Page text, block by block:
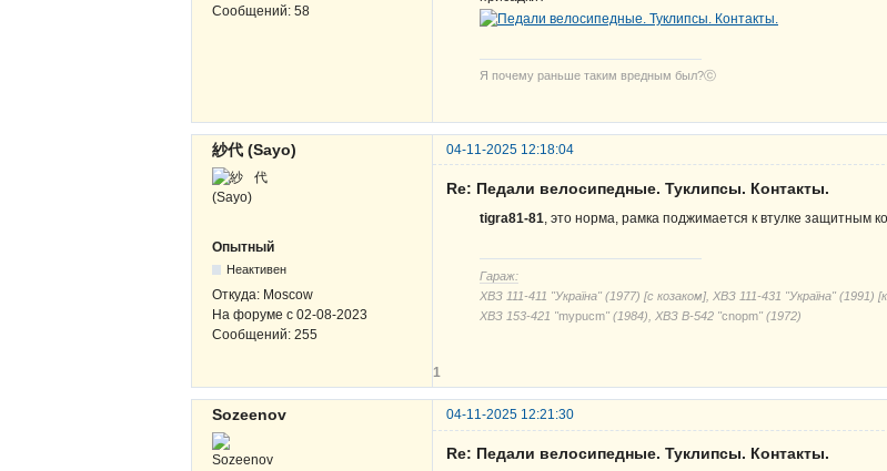
Сообщений: 58
Я почему раньше таким вредным был?ⓒ
紗代 (Sayo) 04-11-2025 12:18:04
Опытный
Неактивен
Откуда: Moscow
На форуме с 02-08-2023
Сообщений: 255
Re: Педали велосипедные. Туклипсы. Контакты.
tigra81-81, это норма, рамка поджимается к втулке защитным
Гараж:
ХВЗ 111-411 "Україна" (1977) [с козаком], ХВЗ 111-431 "Україна" (1991)
ХВЗ 153-421 "mypucm" (1984), ХВЗ В-542 "cnорm" (1972)
1
Sozeenov 04-11-2025 12:21:30
Re: Педали велосипедные. Туклипсы. Контакты.